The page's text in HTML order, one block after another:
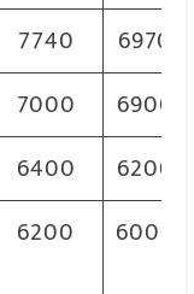
7740
6970
7000
6900
6400
6200
6200 6000